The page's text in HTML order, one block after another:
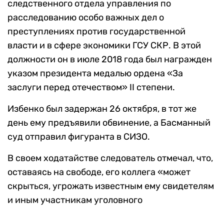
следственного отдела управления по
расследованию особо важных дел о
преступлениях против государственной
власти и в сфере экономики ГСУ СКР. В этой
должности он в июле 2018 года был награжден
указом президента медалью ордена «За
заслуги перед отечеством» II степени.
Избенко был задержан 26 октября, в тот же
день ему предъявили обвинение, а Басманный
суд отправил фигуранта в СИЗО.
В своем ходатайстве следователь отмечал, что,
оставаясь на свободе, его коллега «может
скрыться, угрожать известным ему свидетелям
и иным участникам уголовного